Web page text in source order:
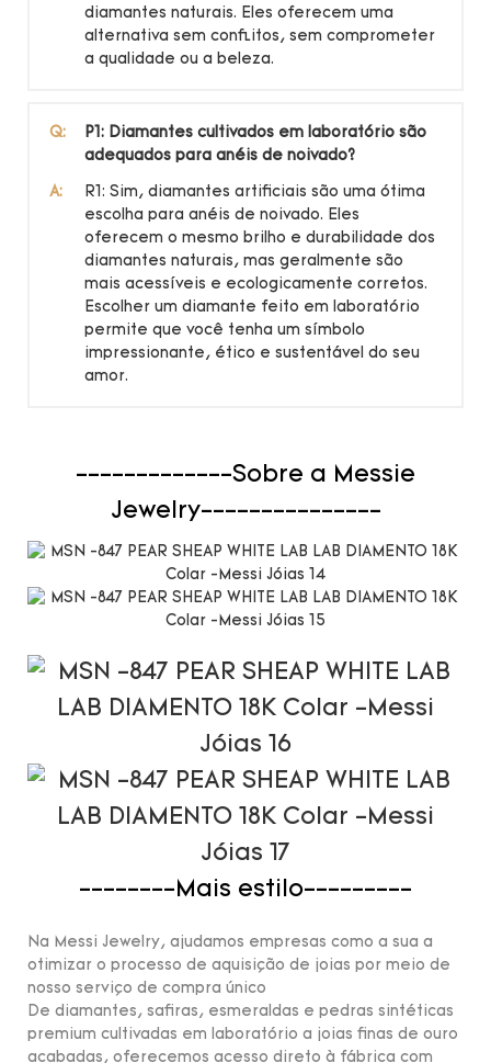
diamantes naturais. Eles oferecem uma
alternativa sem conflitos, sem comprometer
a qualidade ou a beleza.
Q:
P1: Diamantes cultivados em laboratório são
adequados para anéis de noivado?
A:
R1: Sim, diamantes artificiais são uma ótima
escolha para anéis de noivado. Eles
oferecem o mesmo brilho e durabilidade dos
diamantes naturais, mas geralmente são
mais acessíveis e ecologicamente corretos.
Escolher um diamante feito em laboratório
permite que você tenha um símbolo
impressionante, ético e sustentável do seu
amor.
-------------Sobre a Messie
Jewelry---------------
--------Mais estilo---------
Na Messi Jewelry, ajudamos empresas como a sua a
otimizar o processo de aquisição de joias por meio de
nosso serviço de compra único
De diamantes, safiras, esmeraldas e pedras sintéticas
premium cultivadas em laboratório a joias finas de ouro
acabadas, oferecemos acesso direto à fábrica com